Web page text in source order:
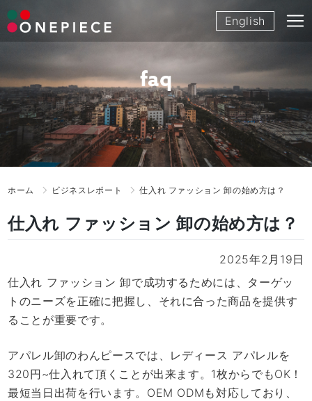
Skip
to
English
faq
ホーム ビジネスレポート 仕入れ ファッション 卸の始め方は？
仕入れ ファッション 卸の始め方は？
2025年2月19日
仕入れ ファッション 卸で成功するためには、ターゲッ
トのニーズを正確に把握し、それに合った商品を提供す
ることが重要です。
アパレル卸のわんピースでは、レディース アパレルを
320円~仕入れて頂くことが出来ます。1枚からでもOK！
最短当日出荷を行います。OEM ODMも対応しており、